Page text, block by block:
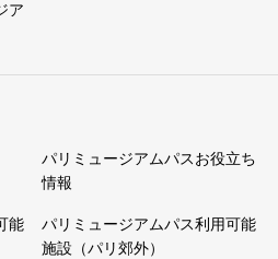
ア
パリミュージアムパスお役立ち
情報
能
パリミュージアムパス利用可能
施設（パリ郊外）